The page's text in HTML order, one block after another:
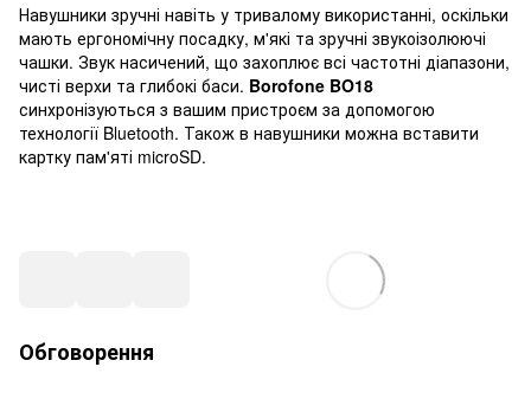
Навушники зручні навіть у тривалому використанні, оскільки
мають ергономічну посадку, м'які та зручні звукоізолюючі
чашки. Звук насичений, що захоплює всі частотні діапазони,
чисті верхи та глибокі баси. Borofone BO18
синхронізуються з вашим пристроєм за допомогою
технології Bluetooth. Також в навушники можна вставити
картку пам'яті microSD.
Обговорення